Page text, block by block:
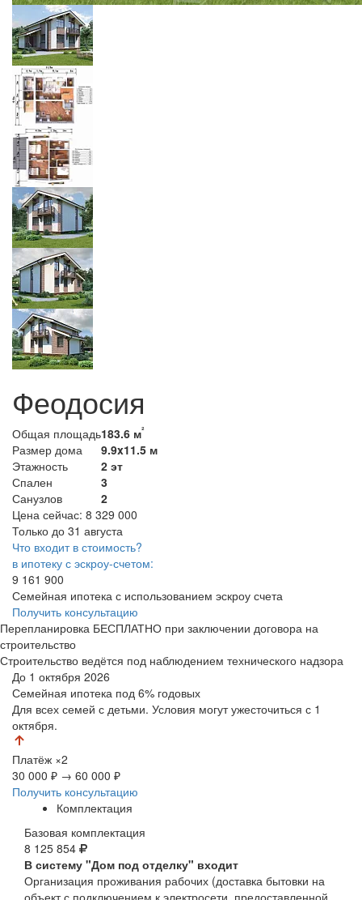
Феодосия
Общая площадь183.6 м²
Размер дома
9.9x11.5 м
Этажность
2 эт
Спален
3
Санузлов
2
Цена сейчас: 8 329 000
Только до 31 августа
Что входит в стоимость?
в ипотеку с эскроу-счетом:
9 161 900
Семейная ипотека с использованием эскроу счета
Получить консультацию
Перепланировка БЕСПЛАТНО при заключении договора на
строительство
Строительство ведётся под наблюдением технического надзора
До 1 октября 2026
Семейная ипотека под 6% годовых
Для всех семей с детьми. Условия могут ужесточиться с 1
октября.
Платёж ×2
30 000 ₽ → 60 000 ₽
Получить консультацию
Комплектация
Базовая комплектация
8 125 854
В систему "Дом под отделку" входит
Организация проживания рабочих (доставка бытовки на
объект с подключением к электросети, предоставленной